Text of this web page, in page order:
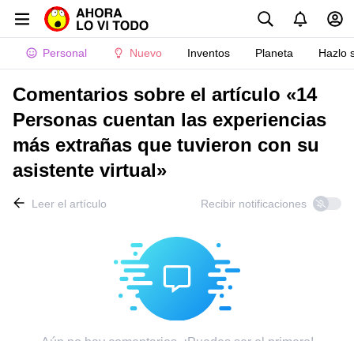
Personal Nuevo Inventos Planeta Hazlo
Comentarios sobre el artículo «14
Personas cuentan las experiencias
más extrañas que tuvieron con su
asistente virtual»
Leer el artículo Recibir notificaciones